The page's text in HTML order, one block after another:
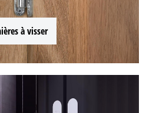
à visser